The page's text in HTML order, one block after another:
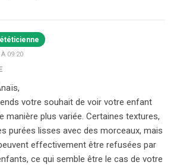
09:20
votre souhait de voir votre enfant
manière plus variée. Certaines textures,
purées lisses avec des morceaux, mais
effectivement être refusées par
ce qui semble être le cas de votre